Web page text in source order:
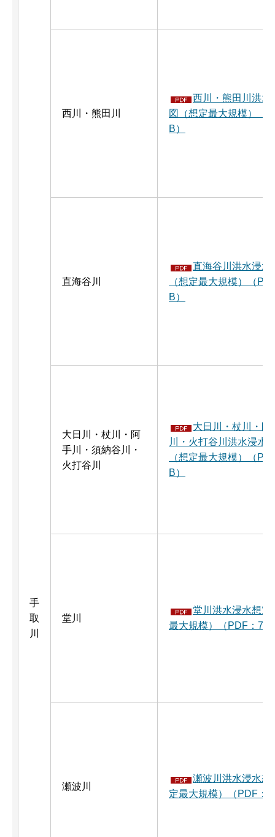
手
取
川
西川・熊田川
西川・熊田川洪水
図（想定最大規模）（
B）
直海谷川
直海谷川洪水浸水
（想定最大規模）（
B）
大日川・杖川・阿
手川・須納谷川・
火打谷川
大日川・杖川・阿
川・火打谷川洪水浸水
（想定最大規模）（
B）
堂川
堂川洪水浸水想定
最大規模）（PDF：
瀬波川
瀬波川洪水浸水想
定最大規模）（PDF：